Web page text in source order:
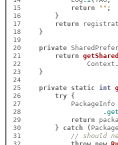
15
16
17
18
19
20
21
22
23
24
25
26
27
28
29
30
31
return
"" ;
}
return
}
private
return
                Context
.
}
private static int
try
{
PackageInfo
.
return
}
catch (
// should